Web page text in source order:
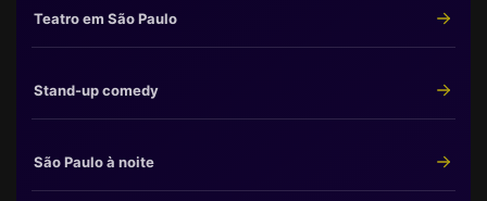
Teatro em São Paulo
Stand-up comedy
São Paulo à noite